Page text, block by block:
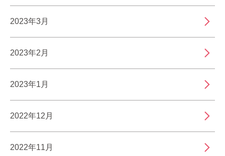
2023年3月
2023年2月
2023年1月
2022年12月
2022年11月